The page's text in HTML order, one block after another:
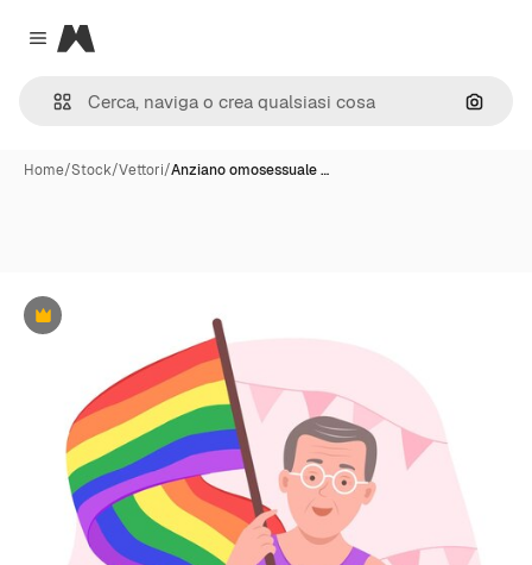
Close menu
Magnific
Cerca
Home/Stock/Vettori/Anziano omosessuale …
Premium